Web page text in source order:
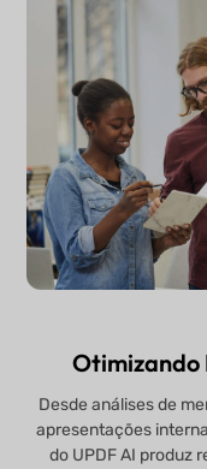
Otimizando
Desde análises de
apresentações
do UPDF AI produz